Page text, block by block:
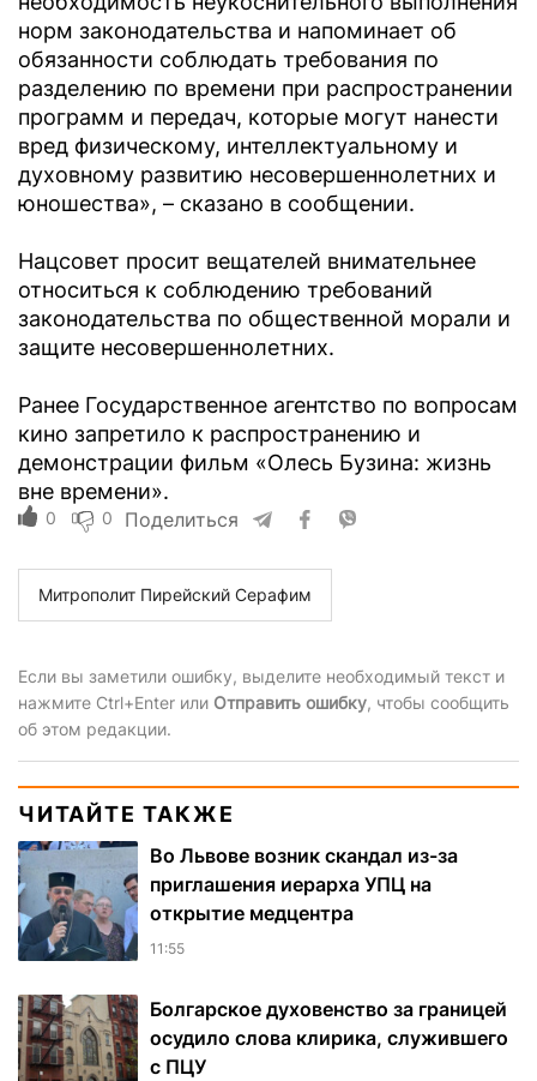
норм законодательства и напоминает об
обязанности соблюдать требования по
разделению по времени при распространении
программ и передач, которые могут нанести
вред физическому, интеллектуальному и
духовному развитию несовершеннолетних и
юношества», – сказано в сообщении.
Нацсовет просит вещателей внимательнее
относиться к соблюдению требований
законодательства по общественной морали и
защите несовершеннолетних.
Ранее Государственное агентство по вопросам
кино запретило к распространению и
демонстрации фильм «Олесь Бузина: жизнь
вне времени».
0 0 Поделиться
Митрополит Пирейский Серафим
Если вы заметили ошибку, выделите необходимый текст и
нажмите Ctrl+Enter или Отправить ошибку, чтобы сообщить
об этом редакции.
ЧИТАЙТЕ ТАКЖЕ
Во Львове возник скандал из-за
приглашения иерарха УПЦ на
открытие медцентра
11:55
Болгарское духовенство за границей
осудило слова клирика, служившего
с ПЦУ